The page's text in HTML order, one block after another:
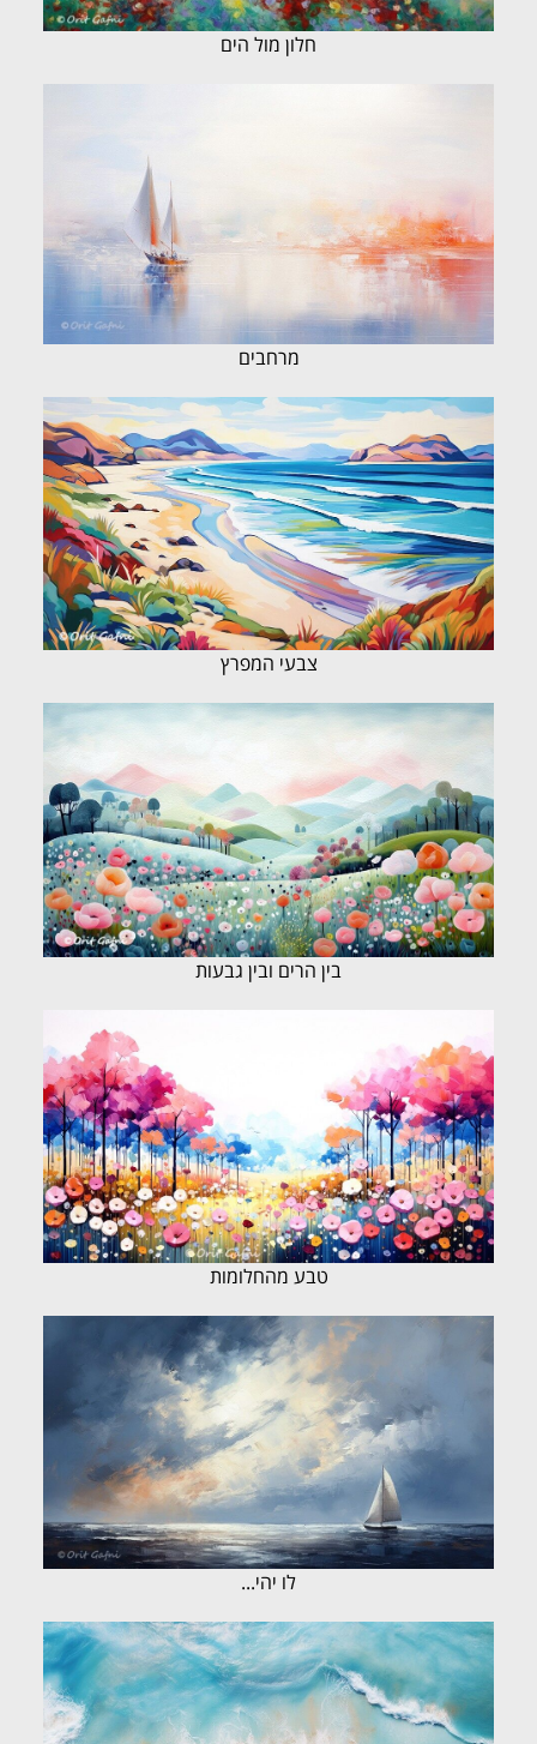
חלון מול הים
מרחבים
צבעי המפרץ
בין הרים ובין גבעות
טבע מהחלומות
לו יהי...